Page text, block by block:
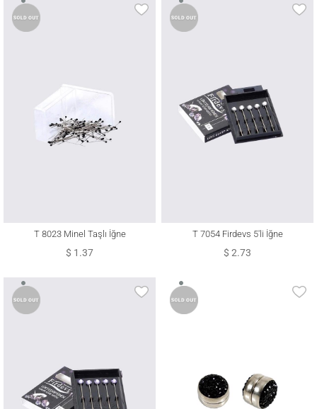
T 8023 Minel Taşlı İğne
$ 1.37
T 7054 Firdevs 5′li İğne
$ 2.73